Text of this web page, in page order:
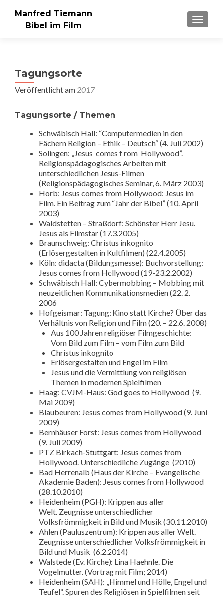
Manfred Tiemann
Bibel im Film
Tagungsorte
Veröffentlicht am 2017
Tagungsorte / Themen
Schwäbisch Hall: “Computermedien in den
Fächern Religion – Ethik – Deutsch“ (4. Juli 2002)
Solingen: „Jesus comes f rom Hollywood”.
Religionspädagogisches Arbeiten mit
unterschiedlichen Jesus-Filmen
(Religionspädagogisches Seminar, 6. März 2003)
Horb: Jesus comes from Hollywood: Jesus im
Film. Ein Beitrag zum “Jahr der Bibel” (10. April
2003)
Waldstetten – Straßdorf: Schönster Herr Jesu.
Jesus als Filmstar (17.3.2005)
Braunschweig: Christus inkognito
(Erlösergestalten in Kultfilmen) (22.4.2005)
Köln: didacta (Bildungsmesse): Buchvorstellung:
Jesus comes from Hollywood (19-23.2.2002)
Schwäbisch Hall: Cybermobbing – Mobbing mit
neuzeitlichen Kommunikationsmedien (22. 2.
2006
Hofgeismar: Tagung: Kino statt Kirche? Über das
Verhältnis von Religion und Film (20. – 22.6. 2008)
Aus 100 Jahren religiöser Filmgeschichte:
Vom Bild zum Film – vom Film zum Bild
Christus inkognito
Erlösergestalten und Engel im Film
Jesus und die Vermittlung von religiösen
Themen in modernen Spielfilmen
Haag: CVJM-Haus: God goes to Hollywood (9.
Mai 2009)
Blaubeuren: Jesus comes from Hollywood (9. Juni
2009)
Bernhäuser Forst: Jesus comes from Hollywood
(9. Juli 2009)
PTZ Birkach-Stuttgart: Jesus comes from
Hollywood. Unterschiedliche Zugänge (2010)
Bad Herrenalb (Haus der Kirche – Evangelische
Akademie Baden): Jesus comes from Hollywood
(28.10.2010)
Heidenheim (PGH): Krippen aus aller
Welt. Zeugnisse unterschiedlicher
Volksfrömmigkeit in Bild und Musik (30.11.2010)
Ahlen (Pauluszentrum): Krippen aus aller Welt.
Zeugnisse unterschiedlicher Volksfrömmigkeit in
Bild und Musik (6.2.2014)
Walstede (Ev. Kirche): Lina Haehnle. Die
Vogelmutter. (Vortrag mit Film; 2014)
Heidenheim (SAH): „Himmel und Hölle, Engel und
Teufel“. Spuren des Religiösen in Spielfilmen seit